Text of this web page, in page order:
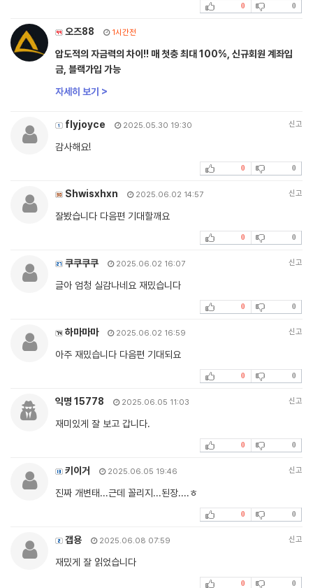
0 0
오즈88 1시간전
압도적의 자금력의 차이!! 매 첫충 최대 100%, 신규회원 계좌입
금, 블랙가입 가능
자세히 보기 >
flyjoyce 2025.05.30 19:30 신고
감사해요!
0 0
Shwisxhxn 2025.06.02 14:57 신고
잘봤습니다 다음편 기대할깨요
0 0
쿠쿠쿠쿠 2025.06.02 16:07 신고
글아 엄청 실감나네요 재밌습니다
0 0
하마마마 2025.06.02 16:59 신고
아주 재밌습니다 다음편 기대되요
0 0
익명 15778 2025.06.05 11:03 신고
재미있게 잘 보고 갑니다.
0 0
키이거 2025.06.05 19:46 신고
진짜 개변태...근데 꼴리지...된장....ㅎ
0 0
갭용 2025.06.08 07:59 신고
재밌게 잘 읽었습니다
0 0